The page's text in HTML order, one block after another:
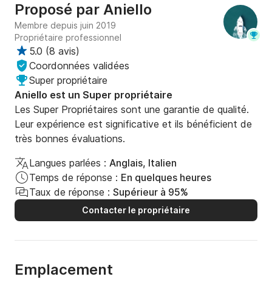
Proposé par Aniello
Membre depuis juin 2019
Propriétaire professionnel
5.0 (8 avis)
Coordonnées validées
Super propriétaire
Aniello est un Super propriétaire
Les Super Propriétaires sont une garantie de qualité.
Leur expérience est significative et ils bénéficient de
très bonnes évaluations.
Langues parlées : Anglais, Italien
Temps de réponse : En quelques heures
Taux de réponse : Supérieur à 95%
Contacter le propriétaire
Emplacement